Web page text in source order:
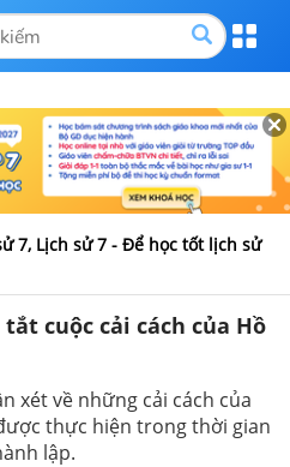
7, Lịch sử 7 - Để học tốt lịch sử
cuộc cải cách của Hồ
xét về những cải cách của
thực hiện trong thời gian
lập.